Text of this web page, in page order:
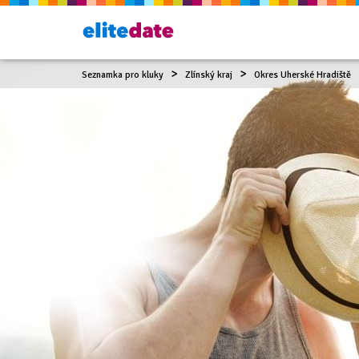
Seznamka pro kluky Zlínský kraj Okres Uherské Hradiště